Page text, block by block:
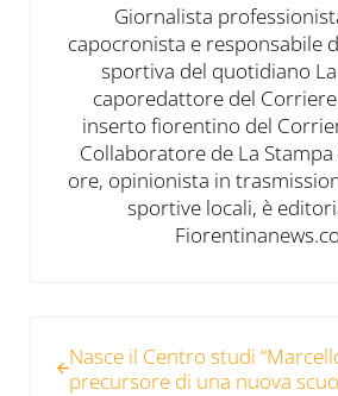
Giornalista
capocronista e responsabile
sportiva del quotidiano
caporedattore del
inserto fiorentino del
Collaboratore de La Stampa
ore, opinionista in
sportive locali, è
Nasce il Centro studi
precursore di una nuova